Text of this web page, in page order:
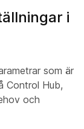
i
som är
Control Hub,
och